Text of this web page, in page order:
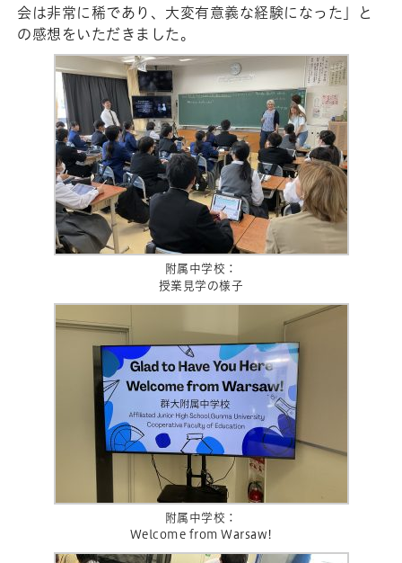
会は非常に稀であり、大変有意義な経験になった」と
の感想をいただきました。
附属中学校：
授業見学の様子
附属中学校：
Welcome from Warsaw!